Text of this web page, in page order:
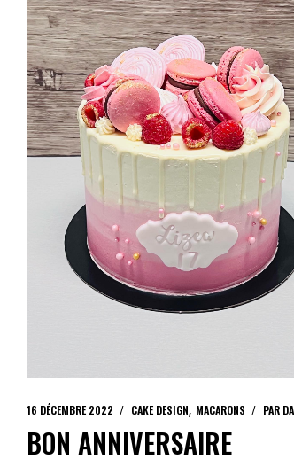
16 DÉCEMBRE 2022 CAKE DESIGN MACARONS PAR
BON ANNIVERSAIRE